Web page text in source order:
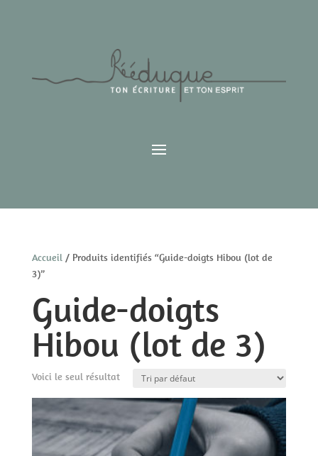
Accueil/ Produits identifiés “Guide-doigts Hibou (lot de
3)”
Guide-doigts
Hibou (lot de 3)
Voici le seul résultat